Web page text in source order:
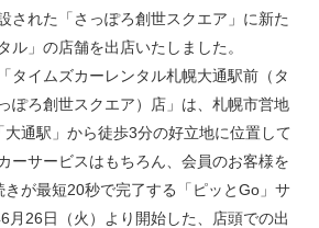
された「さっぽろ創世スクエア」に新た
ル」の店舗を出店いたしました。
タイムズカーレンタル札幌大通駅前（タ
ぽろ創世スクエア）店」は、札幌市営地
通駅」から徒歩3分の好立地に位置して
ーサービスはもちろん、会員のお客様を
が最短20秒で完了する「ピッとGo」サ
月26日（火）より開始した、店頭での出